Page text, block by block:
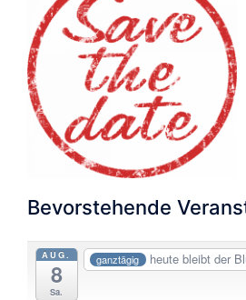
Bevorstehende
AUG.
8
Sa.
ganztägig heute bleibt der